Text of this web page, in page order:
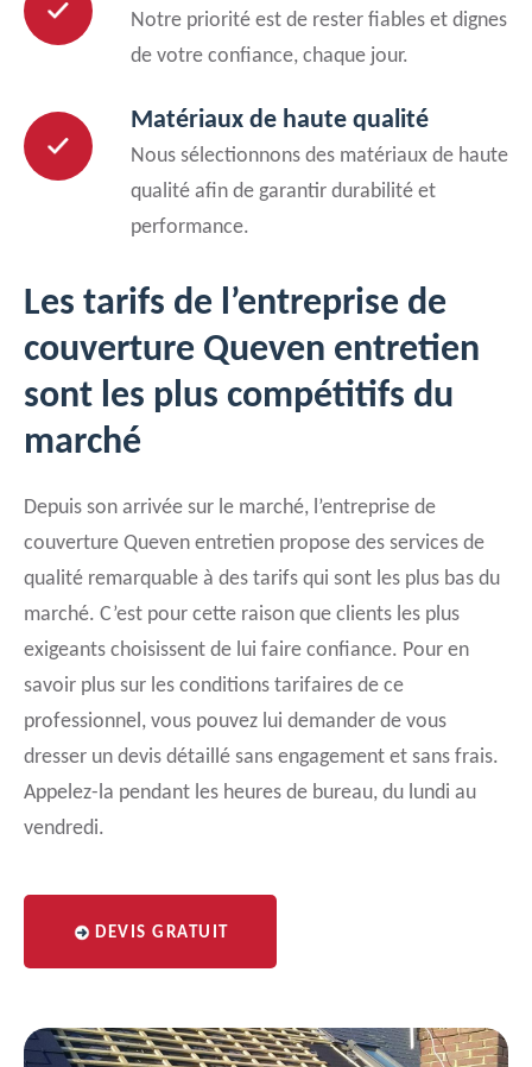
Notre priorité est de rester fiables et dignes
de votre confiance, chaque jour.
Matériaux de haute qualité
Nous sélectionnons des matériaux de haute
qualité afin de garantir durabilité et
performance.
Les tarifs de l’entreprise de
couverture Queven entretien
sont les plus compétitifs du
marché
Depuis son arrivée sur le marché, l’entreprise de
couverture Queven entretien propose des services de
qualité remarquable à des tarifs qui sont les plus bas du
marché. C’est pour cette raison que clients les plus
exigeants choisissent de lui faire confiance. Pour en
savoir plus sur les conditions tarifaires de ce
professionnel, vous pouvez lui demander de vous
dresser un devis détaillé sans engagement et sans frais.
Appelez-la pendant les heures de bureau, du lundi au
vendredi.
DEVIS GRATUIT